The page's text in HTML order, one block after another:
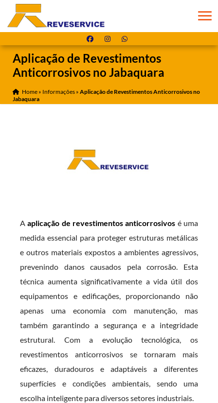
Aplicação de Revestimentos
Anticorrosivos no Jabaquara
Home » Informações »Aplicação de Revestimentos Anticorrosivos no
Jabaquara
Aaplicação de revestimentos anticorrosivos é uma
medida essencial para proteger estruturas metálicas
e outros materiais expostos a ambientes agressivos,
prevenindo danos causados pela corrosão. Esta
técnica aumenta significativamente a vida útil dos
equipamentos e edificações, proporcionando não
apenas uma economia com manutenção, mas
também garantindo a segurança e a integridade
estrutural. Com a evolução tecnológica, os
revestimentos anticorrosivos se tornaram mais
eficazes, duradouros e adaptáveis a diferentes
superfícies e condições ambientais, sendo uma
escolha inteligente para diversos setores industriais.